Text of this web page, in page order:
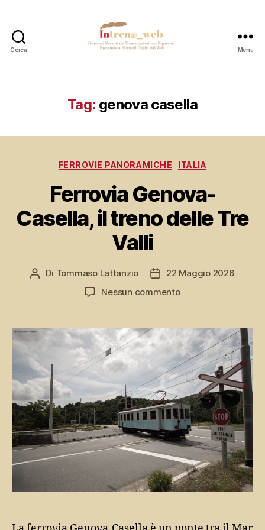
Cerca Menu
Tag: genova casella
Categorie
FERROVIE PANORAMICHE ITALIA
Ferrovia Genova-
Casella, il treno delle Tre
Valli
Autore
Di Tommaso Lattanzio
Data
dell'articolo
22 Maggio 2026
Nessun commentosu
Casella,
il
treno
delle
Tre
Valli